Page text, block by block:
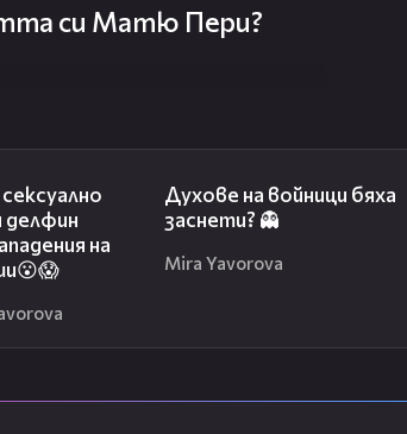
си Матю Пери?
делфин
на
Духове на войници бяха
заснети? 👻
Mira Yavorova